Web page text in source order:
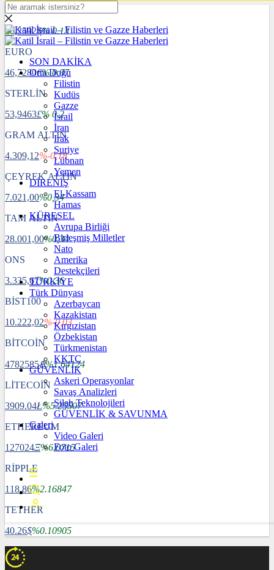
DOLAR
40,2592$% 0.13
EURO
46,7280€% 0.07
STERLİN
53,9463£% 0.2
GRAM ALTIN
4.309,12%-0,18
ÇEYREK ALTIN
7.021,00%0,34
TAM ALTIN
28.001,00%0,34
ONS
3.335,67%0,36
BİST100
10.222,02%-0,03
BİTCOİN
4782585฿%1.64124
LİTECOİN
3909.04Ł%5.25507
ETHEREUM
127024Ξ%6.0715
RİPPLE
118.86%2.16847
TETHER
40.26$%0.10905
SON DAKİKA
Orta Doğu
Filistin
Kudüs
Gazze
İsrail
İran
Irak
Suriye
Lübnan
Yemen
DİRENİŞ
El-Kassam
Hamas
KÜRESEL
Avrupa Birliği
Birleşmiş Milletler
Nato
Amerika
Destekçileri
TÜRKİYE
Türk Dünyası
Azerbaycan
Kazakistan
Kırgızistan
Özbekistan
Türkmenistan
KKTC
GÜVENLİK
Askeri Operasyonlar
Savaş Analizleri
Silah Teknolojileri
GÜVENLİK & SAVUNMA
Galeri
Video Galeri
Foto Galeri